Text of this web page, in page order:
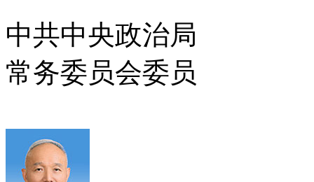
中共中央政治局
常务委员会委员